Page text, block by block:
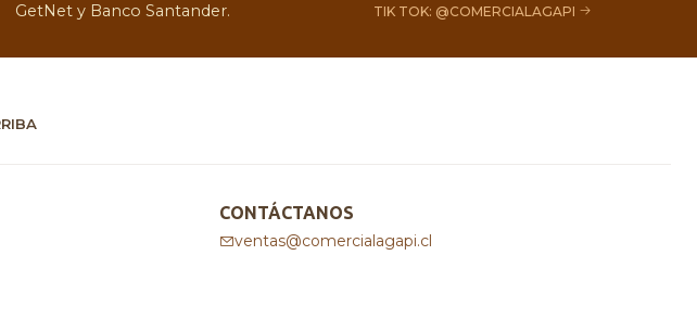
GetNet y Banco Santander.
TIK TOK: @COMERCIALAGAPI
CONTÁCTANOS
ventas@comercialagapi.cl